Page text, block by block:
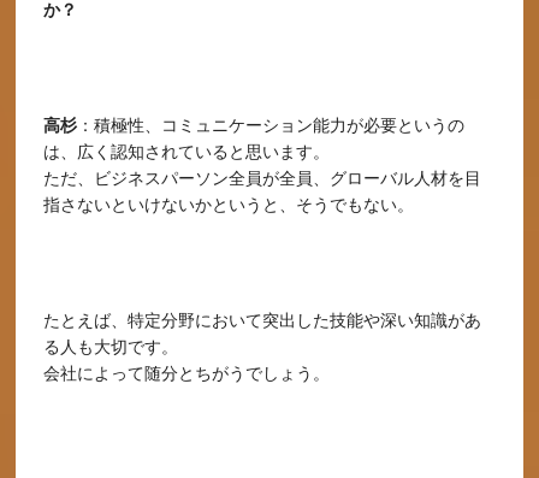
か？
高杉：積極性、コミュニケーション能力が必要というの
は、広く認知されていると思います。
ただ、ビジネスパーソン全員が全員、グローバル人材を目
指さないといけないかというと、そうでもない。
たとえば、特定分野において突出した技能や深い知識があ
る人も大切です。
会社によって随分とちがうでしょう。